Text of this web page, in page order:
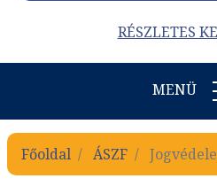
RÉSZLETES
MENÜ
Főoldal ÁSZF